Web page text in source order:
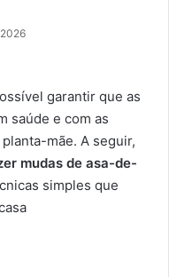
garantir que as
saúde e com as
mãe. A seguir,
mudas de asa-de-
simples que